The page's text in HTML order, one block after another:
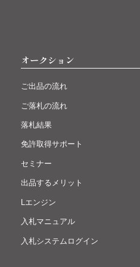
オークション
ご出品の流れ
ご落札の流れ
落札結果
免許取得サポート
セミナー
出品するメリット
Lエンジン
入札マニュアル
入札システムログイン